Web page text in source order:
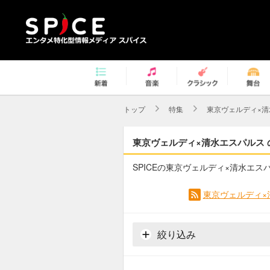
トップ 特集 東京ヴェルディ×
東京ヴェルディ×清水エスパルス
SPICEの東京ヴェルディ×清水エス
東京ヴェルディ
絞り込み